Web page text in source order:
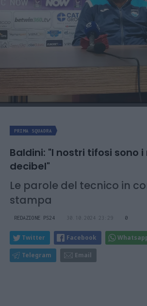
PRIMA SQUADRA
Baldini: "I nostri tifosi sono
decibel"
Le parole del tecnico in
stampa
REDAZIONE PS24 30.10.2024 23:29 0
Twitter Facebook
Telegram Email